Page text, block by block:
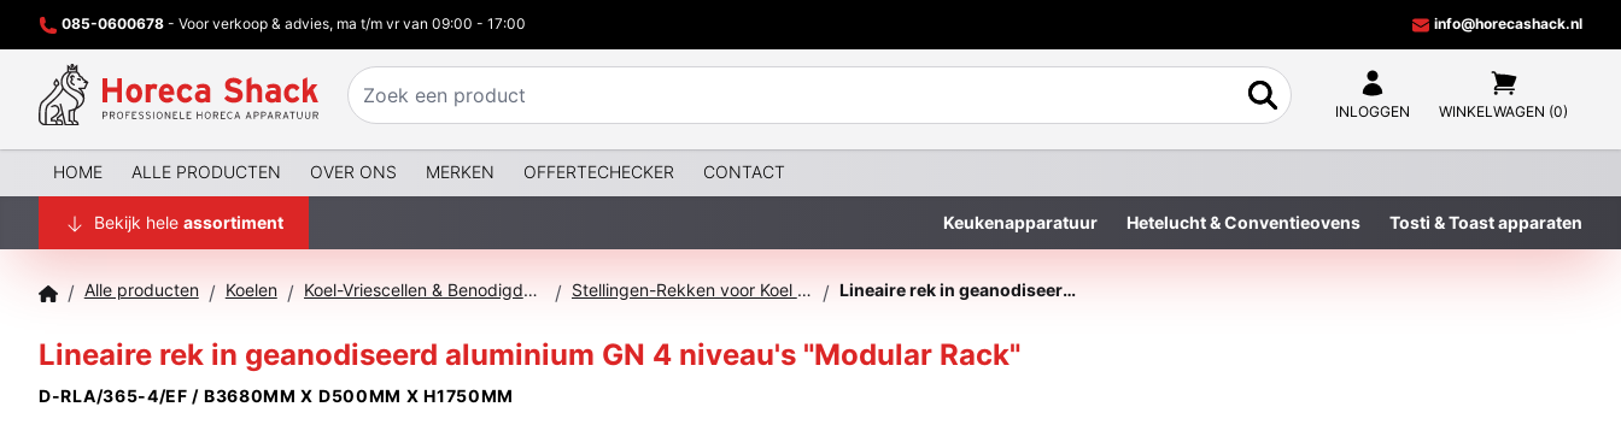
085-0600678 - Voor verkoop & advies, ma t/m vr van 09:00 - 17:00 info@horecashack.nl
INLOGGEN WINKELWAGEN (0)
HOME ALLE PRODUCTEN OVER ONS MERKEN OFFERTECHECKER CONTACT
Bekijk hele assortiment Keukenapparatuur Hetelucht & Conventieovens Tosti & Toast apparaten
/ Alle producten / Koelen / Koel-Vriescellen & Benodigdheden / Stellingen-Rekken voor Koel & Vriescellen / Lineaire rek in geanodiseerd aluminium GN 4 niveau's "Modular Rack"
Lineaire rek in geanodiseerd aluminium GN 4 niveau's "Modular Rack"
D-RLA/365-4/EF / B3680MM X D500MM X H1750MM